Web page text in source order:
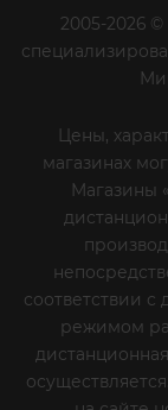
2005-2026
Цены,
магазинах
Магазины
соответствии
режимом